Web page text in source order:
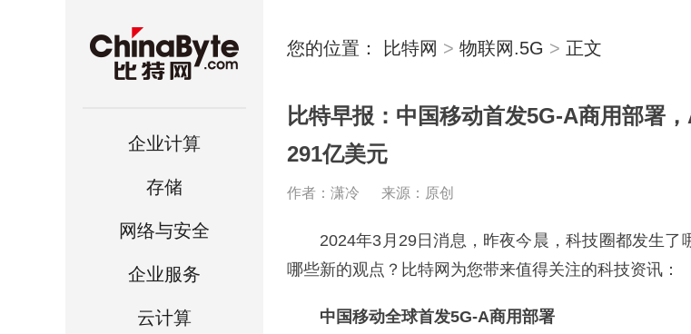
企业计算
存储
网络与安全
企业服务
云计算
您的位置： 比特网 > 物联网.5G > 正文
比特早报：中国移动首发5G-A商用部署
291亿美元
作者：潇冷 来源：原创
2024年3月29日消息，昨夜今晨，科技圈都发生了
哪些新的观点？比特网为您带来值得关注的科技资讯：
中国移动全球首发5G-A商用部署